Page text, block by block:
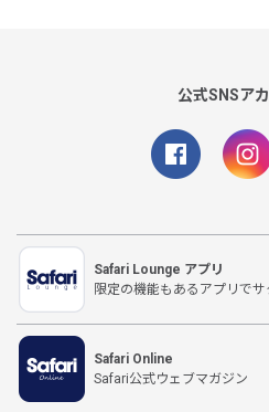
公式SNSア
Safari Lounge アプリ
限定の機能もあるアプリで
Safari Online
Safari公式ウェブマガジン